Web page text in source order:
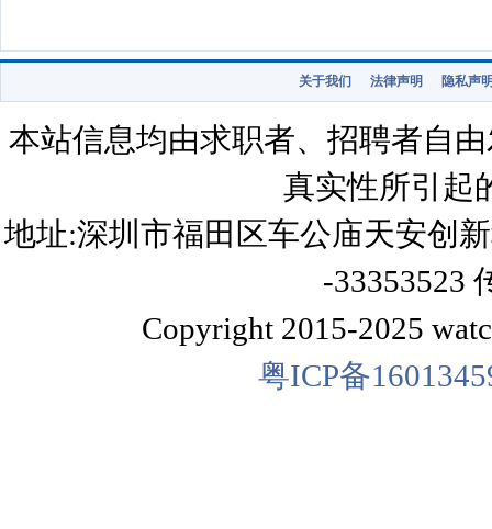
关于我们 法律声明 隐私声
本站信息均由求职者、招聘者自
真实性所引起
地址:深圳市福田区车公庙天安创
-33353523
Copyright 2015-2025
粤ICP备